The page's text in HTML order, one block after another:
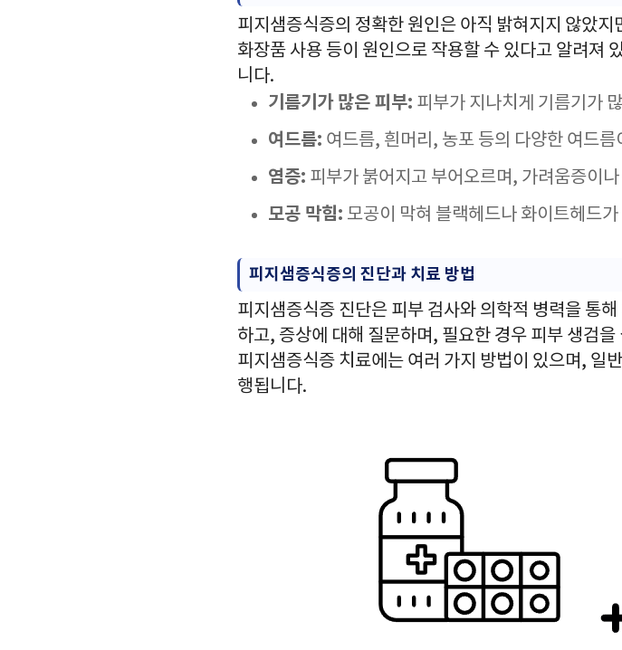
피지샘증식증의 정확한 원인은 아직 밝혀지지 않았
화장품 사용 등이 원인으로 작용할 수 있다고 알려져
니다.
기름기가 많은 피부: 피부가 지나치게 기름기가
여드름: 여드름, 흰머리, 농포 등의 다양한 여드름
염증: 피부가 붉어지고 부어오르며, 가려움증이
모공 막힘: 모공이 막혀 블랙헤드나 화이트헤드
피지샘증식증의 진단과 치료 방법
피지샘증식증 진단은 피부 검사와 의학적 병력을 통
하고, 증상에 대해 질문하며, 필요한 경우 피부 생검을
피지샘증식증 치료에는 여러 가지 방법이 있으며, 일
행됩니다.